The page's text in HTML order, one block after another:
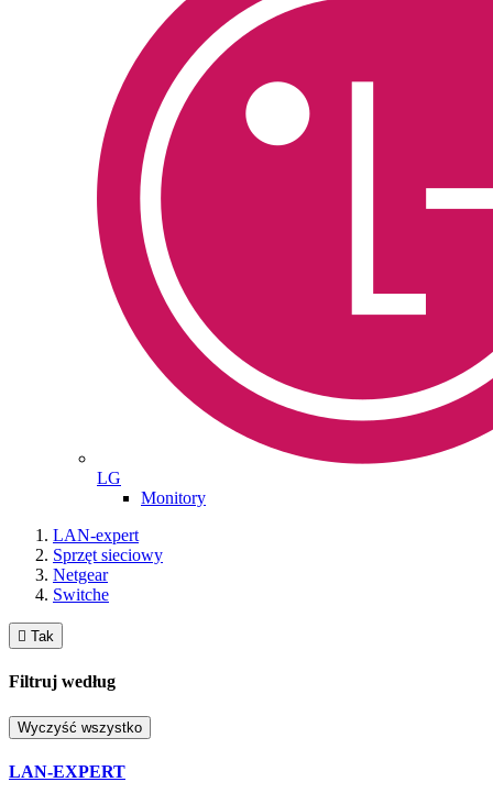
LG
Monitory
LAN-expert
Sprzęt sieciowy
Netgear
Switche
 Tak
Filtruj według
Wyczyść wszystko
LAN-EXPERT